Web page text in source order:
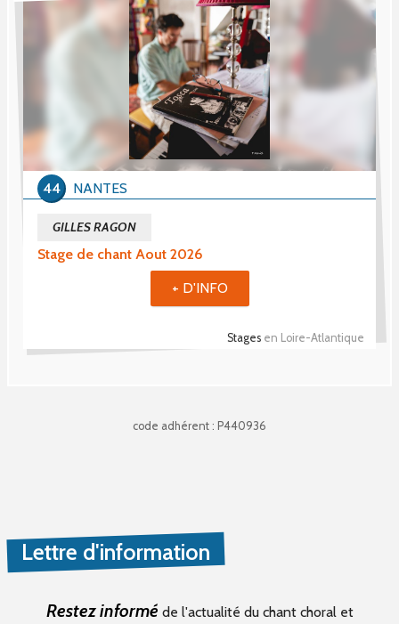
Stage de chant Aout 2026
GILLES RAGON
Stages en Loire-Atlantique
NANTES
44
+ D'INFO
code adhérent : P440936
Lettre d'information
Restez informé de l'actualité du chant choral et